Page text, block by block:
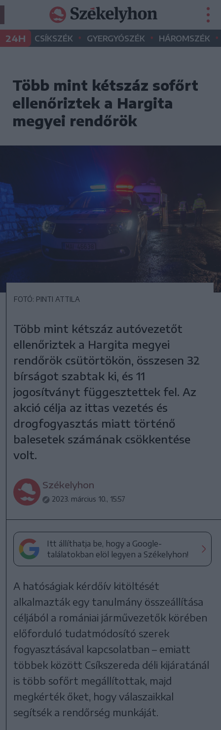
24H CSÍKSZÉK • GYERGYÓSZÉK • HÁROMSZÉK •
Több mint kétszáz sofőrt
ellenőriztek a Hargita
megyei rendőrök
FOTÓ: PINTI ATTILA
Több mint kétszáz autóvezetőt
ellenőriztek a Hargita megyei
rendőrök csütörtökön, összesen 32
bírságot szabtak ki, és 11
jogosítványt függesztettek fel. Az
akció célja az ittas vezetés és
drogfogyasztás miatt történő
balesetek számának csökkentése
volt.
Székelyhon
2023. március 10., 15:57
Itt állíthatja be, hogy a Google-
találatokban elöl legyen a Székelyhon!
A hatóságiak kérdőív kitöltését
alkalmazták egy tanulmány összeállítása
céljából a romániai járművezetők körében
előforduló tudatmódosító szerek
fogyasztásával kapcsolatban – emiatt
többek között Csíkszereda déli kijáratánál
is több sofőrt megállítottak, majd
megkérték őket, hogy válaszaikkal
segítsék a rendőrség munkáját.